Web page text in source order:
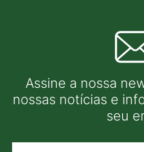
Assine a nossa
nossas notícias e
seu